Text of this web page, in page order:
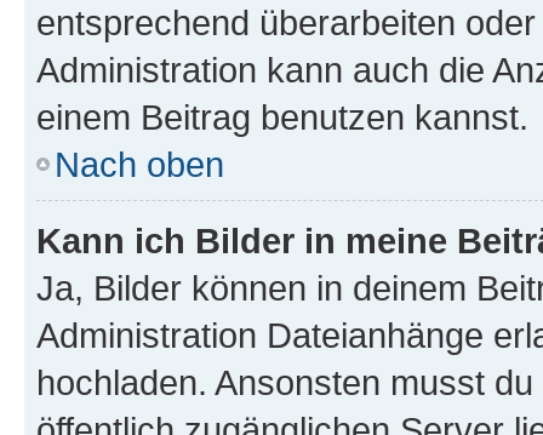
entsprechend überarbeiten
Administration kann auch die
einem Beitrag benutzen kannst.
Nach oben
Kann ich Bilder in meine
Ja, Bilder können in deinem
Administration Dateianhänge
hochladen. Ansonsten musst